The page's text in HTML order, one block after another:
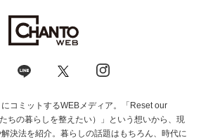
にコミットするWEBメディア。「Reset our
ちの暮らしを整えたい）」という想いから、現
決法を紹介。暮らしの話題はもちろん、時代に